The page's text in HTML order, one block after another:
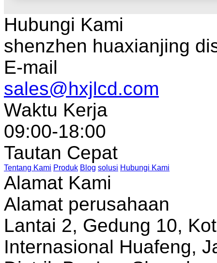
Hubungi Kami
shenzhen huaxianjing
E-mail
sales@hxjlcd.com
Waktu Kerja
09:00-18:00
Tautan Cepat
Tentang Kami Produk Blog solusi Hubungi Kami
Alamat Kami
Alamat perusahaan
Lantai 2, Gedung 10,
Internasional Huafeng,